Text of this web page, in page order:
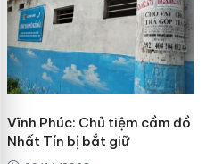
Vĩnh Phúc: Chủ tiệm cầm đồ
Nhất Tín bị bắt giữ